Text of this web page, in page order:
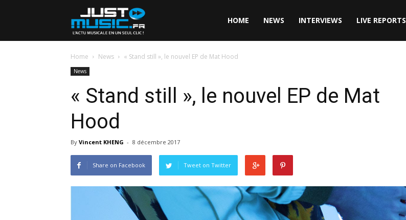
HOME NEWS INTERVIEWS LIVE REPORTS
Home News « Stand still », le nouvel EP de Mat Hood
News
« Stand still », le nouvel EP de Mat
Hood
By Vincent KHENG - 8 décembre 2017
Share on Facebook Tweet on Twitter